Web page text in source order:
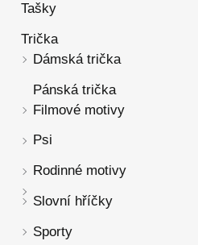
Tašky
Trička
Dámská trička
Pánská trička
Filmové motivy
Psi
Rodinné motivy
Slovní hříčky
Sporty